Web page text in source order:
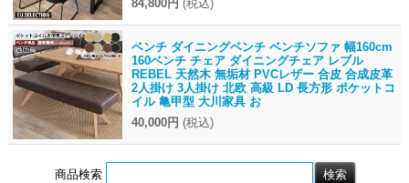
84,800円 (税込)
ベンチ ダイニングベンチ ベンチソファ 幅160cm
160ベンチ チェア ダイニングチェア レブル
REBEL 天然木 無垢材 PVCレザー 合皮 合成皮革
2人掛け 3人掛け 北欧 高級 LD 長方形 ポケットコ
イル 亀甲型 大川家具 お
40,000円 (税込)
商品検索